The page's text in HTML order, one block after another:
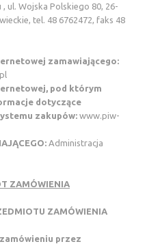
ul. Wojska Polskiego 80, 26-
tel. 48 6762472, faks 48
zamawiającego:
pod którym
dotyczące
zakupów: www.piw-
Administracja
ZAMÓWIENIA
ZAMÓWIENIA
przez